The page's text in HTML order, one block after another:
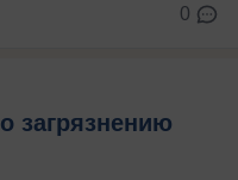
0
загрязнению